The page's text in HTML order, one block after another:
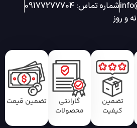
شماره تماس: 09177277704
تضمین
کیفیت
گارانتی
محصولات
تضمین قیمت